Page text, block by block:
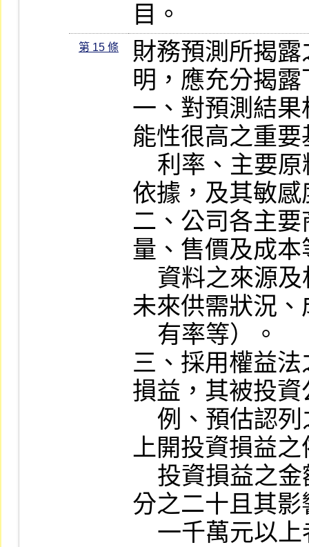
目。
第 15 條
財務預測所揭
明，應充分揭
一、對預測結
能性很高之重
依據，及其敏感
二、公司各主
量、售價及成
未來供需狀況
三、採用權益
損益，其被投
上開投資損益
分之二十且其